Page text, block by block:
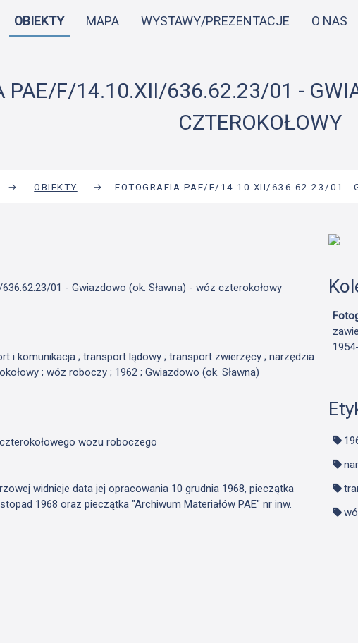
do
OBIEKTY MAPA WYSTAWY/PREZENTACJE O NAS
PAE/F/14.10.XII/636.62.23/01 -
CZTEROKOŁOWY
→ OBIEKTY → FOTOGRAFIA PAE/F/14.10.XII/636.62.23/01 -
01 - Gwiazdowo (ok. Sławna) - wóz czterokołowy
i komunikacja ; transport lądowy ; transport zwierzęcy ; narzędzia
; wóz roboczy ; 1962 ; Gwiazdowo (ok. Sławna)
wozu roboczego
widnieje data jej opracowania 10 grudnia 1968, pieczątka
1968 oraz pieczątka "Archiwum Materiałów PAE" nr inw.